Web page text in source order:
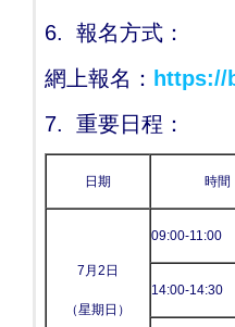
6. 報名方式：
網上報名： https://
7. 重要日程：
日期 時間
7月2日
（星期日）
09:00-11:00
14:00-14:30